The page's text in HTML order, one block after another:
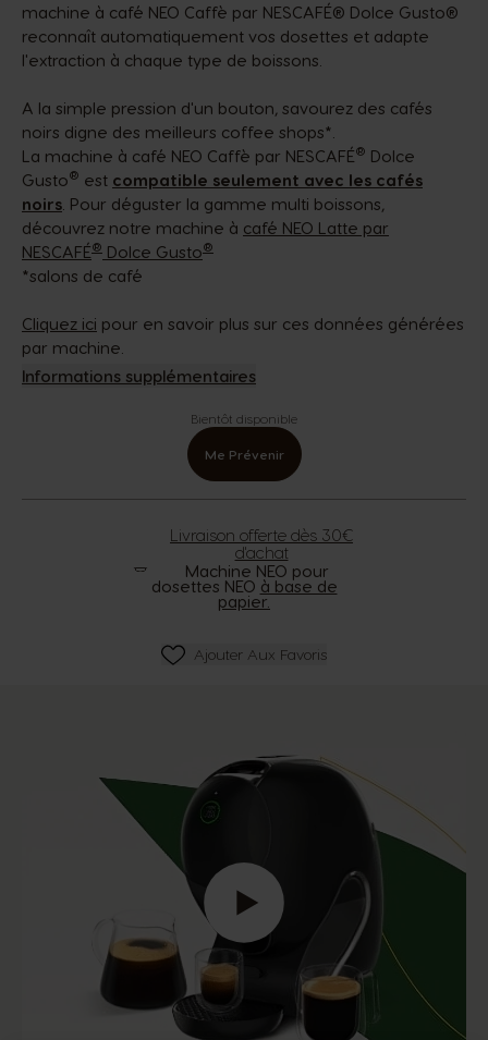
machine à café NEO Caffè par NESCAFÉ® Dolce Gusto®
reconnaît automatiquement vos dosettes et adapte
l'extraction à chaque type de boissons. ​
A la simple pression d'un bouton, savourez des cafés
noirs digne des meilleurs coffee shops*.​
La machine à café NEO Caffè par NESCAFÉ® Dolce
Gusto® est compatible seulement avec les cafés
noirs . Pour déguster la gamme multi boissons,
découvrez notre machine à café NEO Latte par
NESCAFÉ® Dolce Gusto®
*salons de café
Cliquez ici pour en savoir plus sur ces données générées
par machine.
Informations supplémentaires
Bientôt disponible
Me Prévenir
Machine NEO pour
dosettes NEO à base de
papier.
Livraison offerte dès 30€
d'achat
Ajouter Aux Favoris
Ajouter Aux Favoris